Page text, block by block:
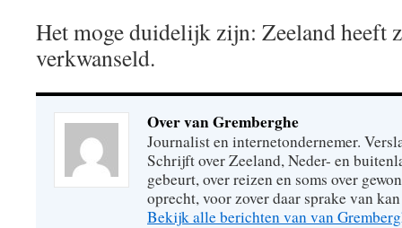
Het moge duidelijk zijn: Zeeland heeft
verkwanseld.
Over van Gremberghe
Journalist en internetondernemer.
Schrijft over Zeeland, Neder- en
gebeurt, over reizen en soms over
oprecht, voor zover daar sprake van
Bekijk alle berichten van van